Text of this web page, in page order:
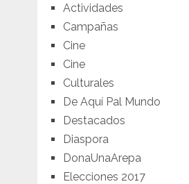
Actividades
Campañas
Cine
Cine
Culturales
De Aquí Pal Mundo
Destacados
Diaspora
DonaUnaArepa
Elecciones 2017